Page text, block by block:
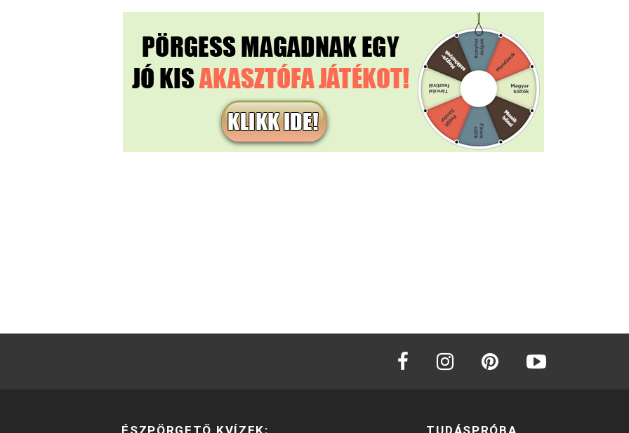
facebook instagram
ÉSZPÖRGETŐ KVÍZEK: TUDÁSPRÓBA